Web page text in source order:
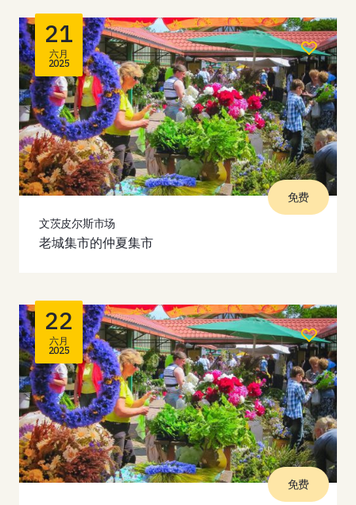
21
六月
2025
文茨皮尔斯市场
老城集市的仲夏集市
免费
22
六月
2025
免费